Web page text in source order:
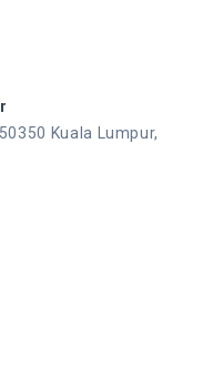
Kuala Lumpur,